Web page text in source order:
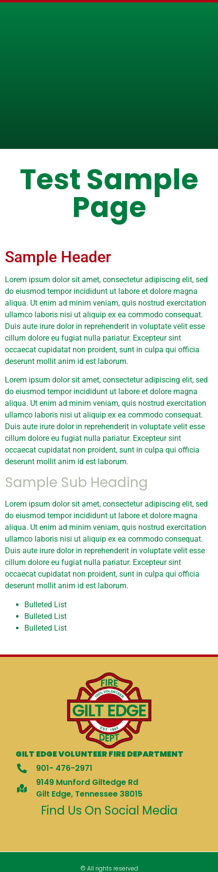
Test Sample
Page
Sample Header
Lorem ipsum dolor sit amet, consectetur adipiscing elit, sed
do eiusmod tempor incididunt ut labore et dolore magna
aliqua. Ut enim ad minim veniam, quis nostrud exercitation
ullamco laboris nisi ut aliquip ex ea commodo consequat.
Duis aute irure dolor in reprehenderit in voluptate velit esse
cillum dolore eu fugiat nulla pariatur. Excepteur sint
occaecat cupidatat non proident, sunt in culpa qui officia
deserunt mollit anim id est laborum.
Lorem ipsum dolor sit amet, consectetur adipiscing elit, sed
do eiusmod tempor incididunt ut labore et dolore magna
aliqua. Ut enim ad minim veniam, quis nostrud exercitation
ullamco laboris nisi ut aliquip ex ea commodo consequat.
Duis aute irure dolor in reprehenderit in voluptate velit esse
cillum dolore eu fugiat nulla pariatur. Excepteur sint
occaecat cupidatat non proident, sunt in culpa qui officia
deserunt mollit anim id est laborum.
Sample Sub Heading
Lorem ipsum dolor sit amet, consectetur adipiscing elit, sed
do eiusmod tempor incididunt ut labore et dolore magna
aliqua. Ut enim ad minim veniam, quis nostrud exercitation
ullamco laboris nisi ut aliquip ex ea commodo consequat.
Duis aute irure dolor in reprehenderit in voluptate velit esse
cillum dolore eu fugiat nulla pariatur. Excepteur sint
occaecat cupidatat non proident, sunt in culpa qui officia
deserunt mollit anim id est laborum.
Bulleted List
Bulleted List
Bulleted List
GILT EDGE VOLUNTEER FIRE DEPARTMENT
901- 476-2971
9149 Munford Giltedge Rd
Gilt Edge, Tennessee 38015
Find Us On Social Media
© All rights reserved